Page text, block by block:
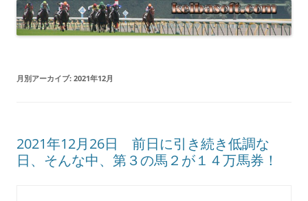
ツ
へ
ス
キ
月別アーカイブ: 2021年12月
2021年12月26日 前日に引き続き低調な
日、そんな中、第３の馬２が１４万馬券！